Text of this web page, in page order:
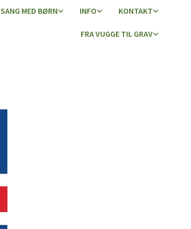
SANG MED BØRN INFO KONTAKT
FRA VUGGE TIL GRAV